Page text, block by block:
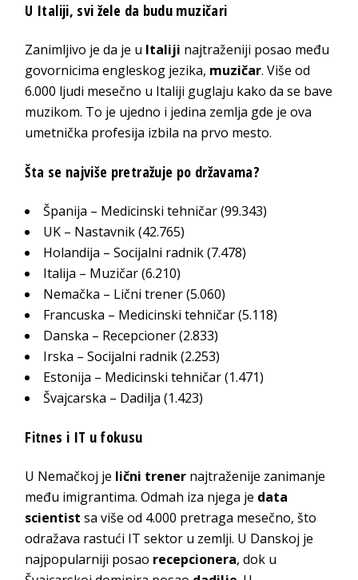
U Italiji, svi žele da budu muzičari
Zanimljivo je da je u Italiji najtraženiji posao među
govornicima engleskog jezika, muzičar. Više od
6.000 ljudi mesečno u Italiji guglaju kako da se bave
muzikom. To je ujedno i jedina zemlja gde je ova
umetnička profesija izbila na prvo mesto.
Šta se najviše pretražuje po državama?
Španija – Medicinski tehničar (99.343)
UK – Nastavnik (42.765)
Holandija – Socijalni radnik (7.478)
Italija – Muzičar (6.210)
Nemačka – Lični trener (5.060)
Francuska – Medicinski tehničar (5.118)
Danska – Recepcioner (2.833)
Irska – Socijalni radnik (2.253)
Estonija – Medicinski tehničar (1.471)
Švajcarska – Dadilja (1.423)
Fitnes i IT u fokusu
U Nemačkoj je lični trener najtraženije zanimanje
među imigrantima. Odmah iza njega je data
scientist sa više od 4.000 pretraga mesečno, što
odražava rastući IT sektor u zemlji. U Danskoj je
najpopularniji posao recepcionera, dok u